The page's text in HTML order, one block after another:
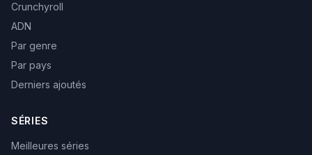
Crunchyroll
ADN
Par genre
Par pays
Derniers ajoutés
SÉRIES
Meilleures séries